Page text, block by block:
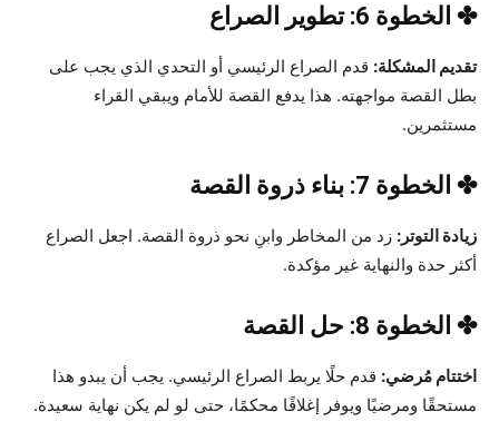
✤ الخطوة 6: تطوير الصراع
تقديم المشكلة: قدم الصراع الرئيسي أو التحدي الذي يجب على
بطل القصة مواجهته. هذا يدفع القصة للأمام ويبقي القراء
مستثمرين.
✤ الخطوة 7: بناء ذروة القصة
زيادة التوتر: زد من المخاطر وابنِ نحو ذروة القصة. اجعل الصراع
أكثر حدة والنهاية غير مؤكدة.
✤ الخطوة 8: حل القصة
اختتام مُرضي: قدم حلًا يربط الصراع الرئيسي. يجب أن يبدو هذا
مستحقًا ومرضيًا ويوفر إغلاقًا محكمًا، حتى لو لم يكن نهاية سعيدة.